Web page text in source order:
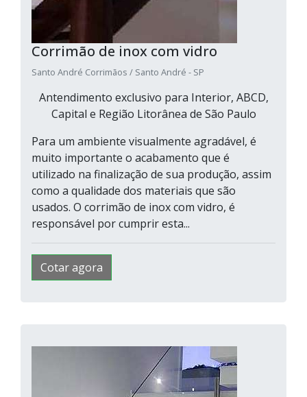
Corrimão de inox com vidro
Santo André Corrimãos / Santo André - SP
Antendimento exclusivo para Interior, ABCD,
Capital e Região Litorânea de São Paulo
Para um ambiente visualmente agradável, é
muito importante o acabamento que é
utilizado na finalização de sua produção, assim
como a qualidade dos materiais que são
usados. O corrimão de inox com vidro, é
responsável por cumprir esta...
Cotar agora